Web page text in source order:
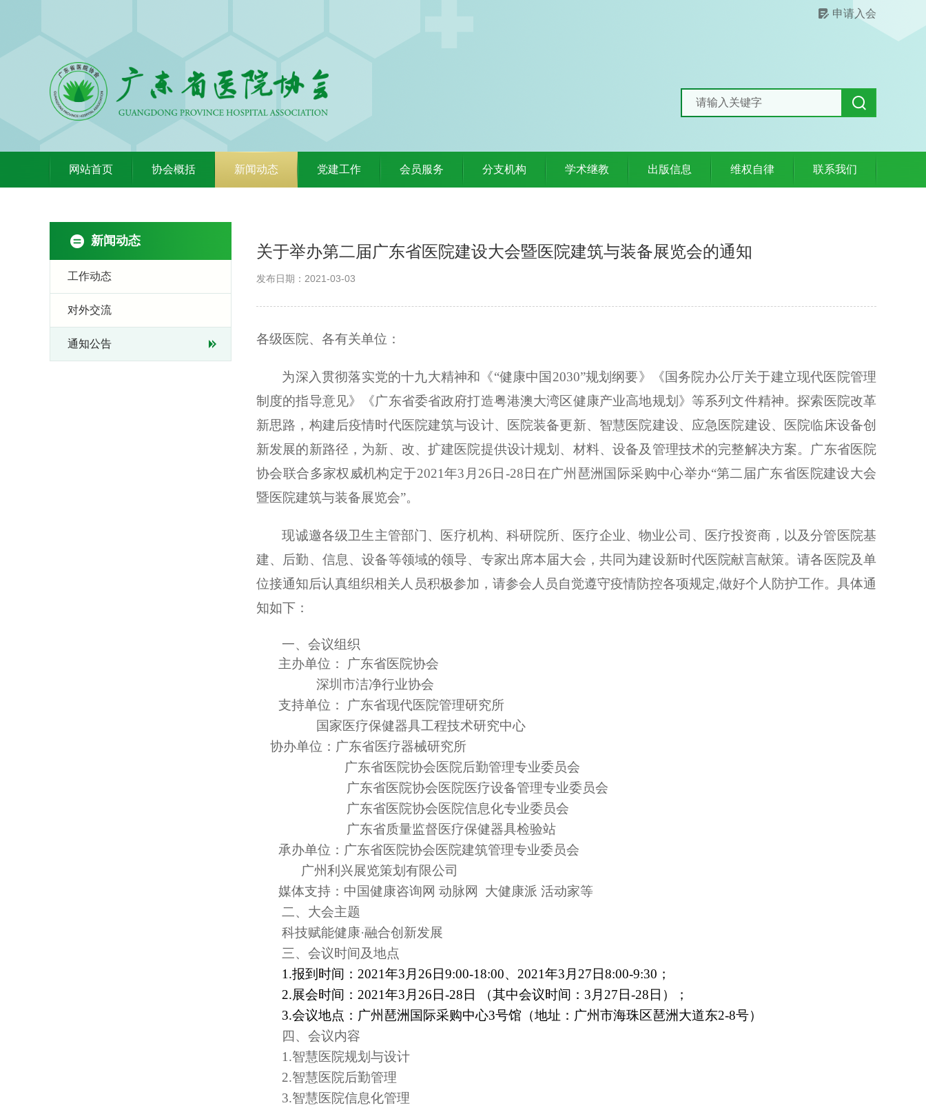
申请入会
网站首页 协会概括 新闻动态 党建工作 会员服务 分支机构 学术继教 出版信息 维权自律 联系我们
新闻动态
工作动态
对外交流
通知公告
关于举办第二届广东省医院建设大会暨医院建筑与装备展览会的通知
发布日期：2021-03-03
各级医院、各有关单位：
为深入贯彻落实党的十九大精神和《“健康中国 2030”规划纲要》《国务院办公厅关于建立现代医院管理
制度的指导意见》《广东省委省政府打造粤港澳大湾区健康产业高地规划》等系列文件精神。探索医院改革
新思路，构建后疫情时代医院建筑与设计、医院装备更新、智慧医院建设、应急医院建设、医院临床设备创
新发展的新路径，为新、改、扩建医院提供设计规划、材料、设备及管理技术的完整解决方案。广东省医院
协会联合多家权威机构定于2021年3 月 26 日 -28 日在广州琶洲国际采购中心举办“第二届广东省医院建设大会
暨医院建筑与装备展览会”。
现诚邀各级卫生主管部门、医疗机构、科研院所、医疗企业、物业公司、医疗投资商，以及分管医院基
建、后勤、信息、设备等领域的领导、专家出席本届大会，共同为建设新时代医院献言献策。请各医院及单
位接通知后认真组织相关人员积极参加，请参会人员自觉遵守疫情防控各项规定,做好个人防护工作。具体通
知如下：
一、会议组织
主办单位： 广东省医院协会
深圳市洁净行业协会
支持单位： 广东省现代医院管理研究所
国家医疗保健器具工程技术研究中心
协办单位：广东省医疗器械研究所
广东省医院协会医院后勤管理专业委员会
广东省医院协会医院医疗设备管理专业委员会
广东省医院协会医院信息化专业委员会
广东省质量监督医疗保健器具检验站
承办单位： 广东省医院协会医院建筑管理专业委员会
广州利兴展览策划有限公司
媒体支持：中国健康咨询网 动脉网 大健康派 活动家等
二、大会主题
科技赋能健康·融合创新发展
三、会议时间及地点
1 .报到 时间：2021年3 月26 日9:00-18:00、 2021年3 月27 日8:00-9:30 ；
2.展会时间： 2021年3 月 26 日-28 日 （其中会议时间： 3 月27 日-28日）；
3.会议地点：广州琶洲国际采购中心3号馆 （地址：广州市海珠区琶洲大道东2-8号）
四、会议内容
1.智慧 医院规划与设计
2.智慧 医院后勤管理
3.智慧 医院信息化管理